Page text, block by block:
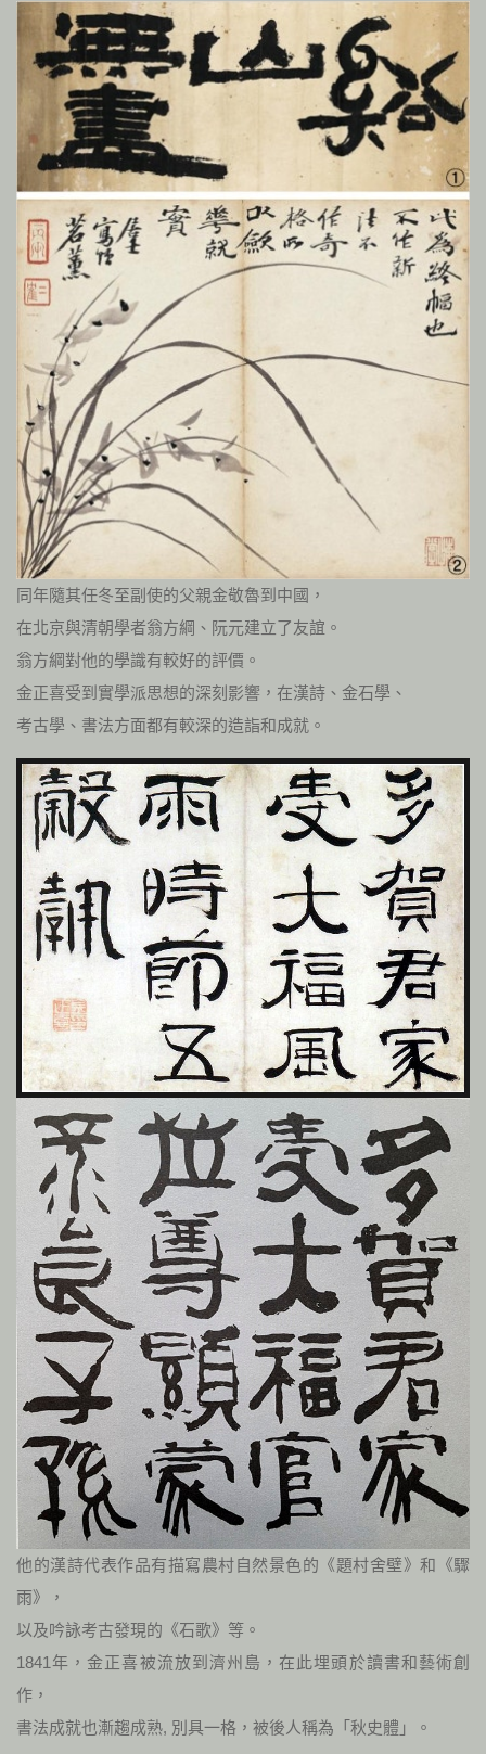
同年隨其任冬至副使的父親金敬魯到中國，
在北京與清朝學者翁方綱、阮元建立了友誼。
翁方綱對他的學識有較好的評價。
金正喜受到實學派思想的深刻影響，在漢詩、金石學、
考古學、書法方面都有較深的造詣和成就。
他的漢詩代表作品有描寫農村自然景色的《題村舍壁》和《驟
雨》，
以及吟詠考古發現的《石歌》等。
1841年，金正喜被流放到濟州島，在此埋頭於讀書和藝術創
作，
書法成就也漸趨成熟, 別具一格，被後人稱為「秋史體」。